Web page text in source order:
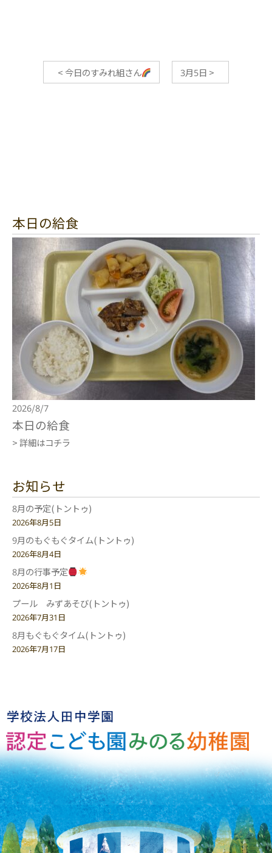
<今日のすみれ組さん 3月5日 >
本日の給食
2026/8/7
本日の給食
> 詳細はコチラ
お知らせ
8月の予定(トントゥ)
2026年8月5日
9月のもぐもぐタイム(トントゥ)
2026年8月4日
8月の行事予定
2026年8月1日
プール みずあそび(トントゥ)
2026年7月31日
8月もぐもぐタイム(トントゥ)
2026年7月17日